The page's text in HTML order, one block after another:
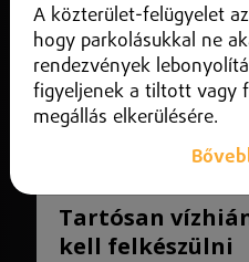
Tartósan
kell felkészülni
A közterület-felügyelet
hogy parkolásukkal ne
rendezvények
figyeljenek a tiltott vagy
megállás elkerülésére.